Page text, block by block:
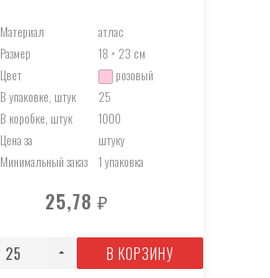
Материал
атлас
Размер
18 × 23 см
Цвет
розовый
В упаковке, штук
25
В коробке, штук
1000
Цена за
штуку
Минимальный заказ
1 упаковка
25,78₽
В КОРЗИНУ